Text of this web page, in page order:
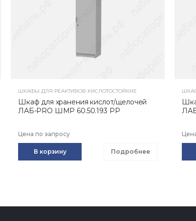
ШКАФЫ ДЛЯ РЕАКТИВОВ КИСЛОТОСТОЙКИЕ
Шкаф для хранения кислот/щелочей
ЛАБ-PRO ШМР 60.50.193 РР
Цена по запросу
В корзину Подробнее